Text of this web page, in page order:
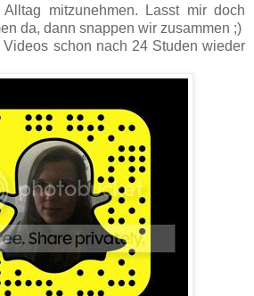
mitzunehmen. Lasst mir doch
da, dann snappen wir zusammen ;)
schon nach 24 Studen wieder